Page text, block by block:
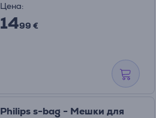
Цена:
1499 €
Philips s-bag - Мешки для